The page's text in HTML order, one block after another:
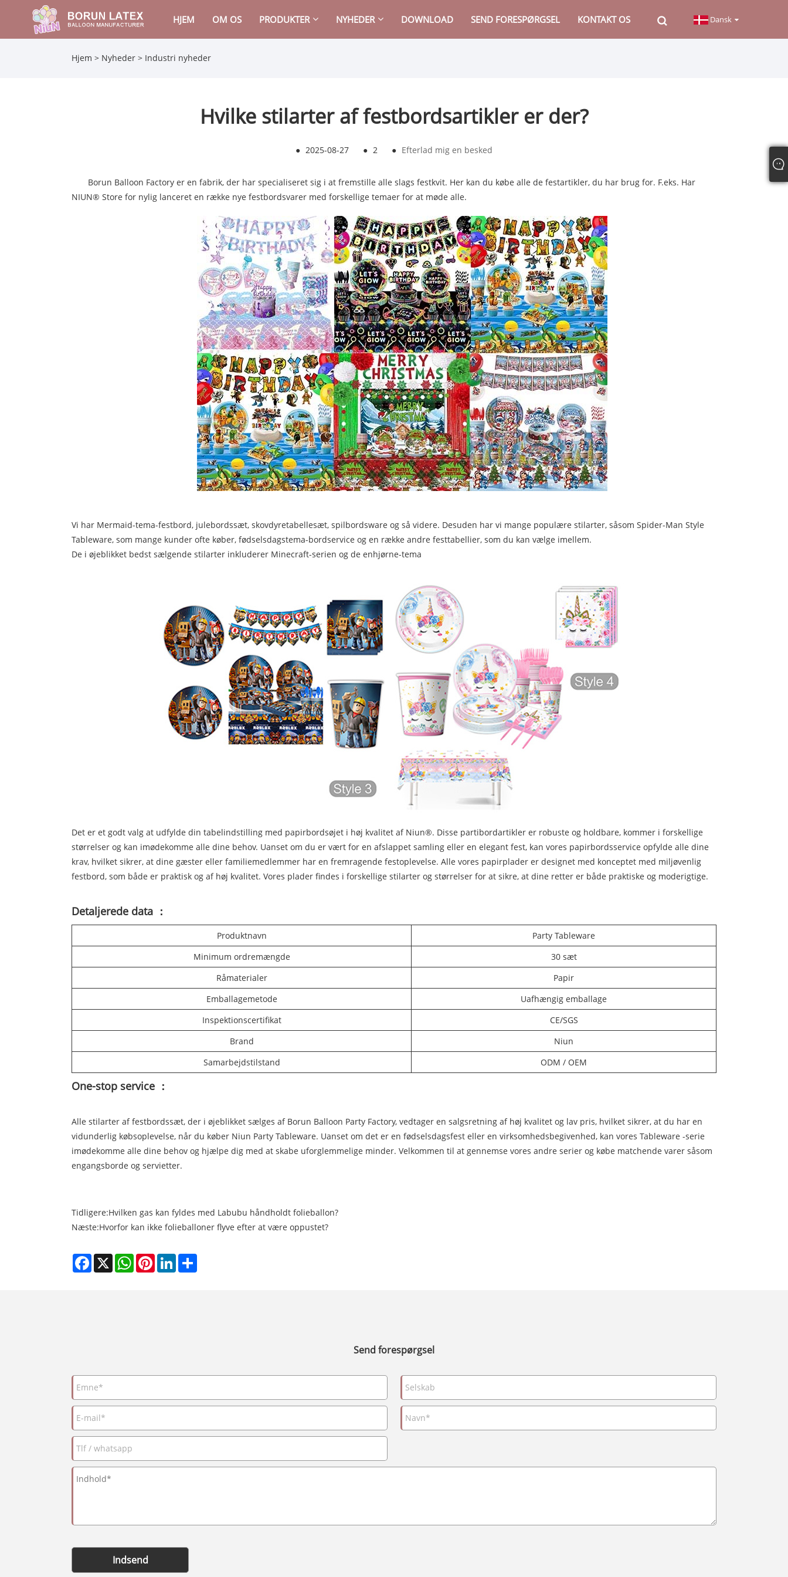
HJEM OM OS PRODUKTER NYHEDER DOWNLOAD SEND FORESPØRGSEL KONTAKT OS Dansk
Hjem > Nyheder > Industri nyheder
Hvilke stilarter af festbordsartikler er der?
● 2025-08-27 ● 2 ● Efterlad mig en besked
Borun Balloon Factory er en fabrik, der har specialiseret sig i at fremstille alle slags festkvit. Her kan du købe alle de festartikler, du har brug for. F.eks. Har
NIUN® Store for nylig lanceret en række nye festbordsvarer med forskellige temaer for at møde alle.
Vi har Mermaid-tema-festbord, julebordssæt, skovdyretabellesæt, spilbordsware og så videre. Desuden har vi mange populære stilarter, såsom Spider-Man Style
Tableware, som mange kunder ofte køber, fødselsdagstema-bordservice og en række andre festtabellier, som du kan vælge imellem.
De i øjeblikket bedst sælgende stilarter inkluderer Minecraft-serien og de enhjørne-tema
Det er et godt valg at udfylde din tabelindstilling med papirbordsøjet i høj kvalitet af Niun®. Disse partibordartikler er robuste og holdbare, kommer i forskellige
størrelser og kan imødekomme alle dine behov. Uanset om du er vært for en afslappet samling eller en elegant fest, kan vores papirbordsservice opfylde alle dine
krav, hvilket sikrer, at dine gæster eller familiemedlemmer har en fremragende festoplevelse. Alle vores papirplader er designet med konceptet med miljøvenlig
festbord, som både er praktisk og af høj kvalitet. Vores plader findes i forskellige stilarter og størrelser for at sikre, at dine retter er både praktiske og moderigtige.
Detaljerede data ：
Produktnavn
Party Tableware
Minimum ordremængde
30 sæt
Råmaterialer
Papir
Emballagemetode
Uafhængig emballage
Inspektionscertifikat
CE/SGS
Brand
Niun
Samarbejdstilstand
ODM / OEM
One-stop service ：
Alle stilarter af festbordssæt, der i øjeblikket sælges af Borun Balloon Party Factory, vedtager en salgsretning af høj kvalitet og lav pris, hvilket sikrer, at du har en
vidunderlig købsoplevelse, når du køber Niun Party Tableware. Uanset om det er en fødselsdagsfest eller en virksomhedsbegivenhed, kan vores Tableware -serie
imødekomme alle dine behov og hjælpe dig med at skabe uforglemmelige minder. Velkommen til at gennemse vores andre serier og købe matchende varer såsom
engangsborde og servietter.
Tidligere:Hvilken gas kan fyldes med Labubu håndholdt folieballon?
Næste:Hvorfor kan ikke folieballoner flyve efter at være oppustet?
Facebook
X WhatsAppPinterestLinkedIn
Send forespørgsel
Indsend